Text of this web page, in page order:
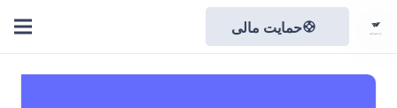
supportحمایت مالی